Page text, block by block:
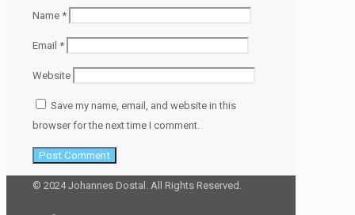
Name *
Email *
Website
Save my name, email, and website in this
browser for the next time I comment.
© 2024 Johannes Dostal. All Rights Reserved.